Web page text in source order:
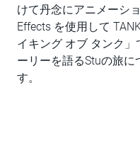
けて丹念にアニメーシ
Effects を使用して
イキング オブ タンク
ーリーを語るStuの旅に
す。